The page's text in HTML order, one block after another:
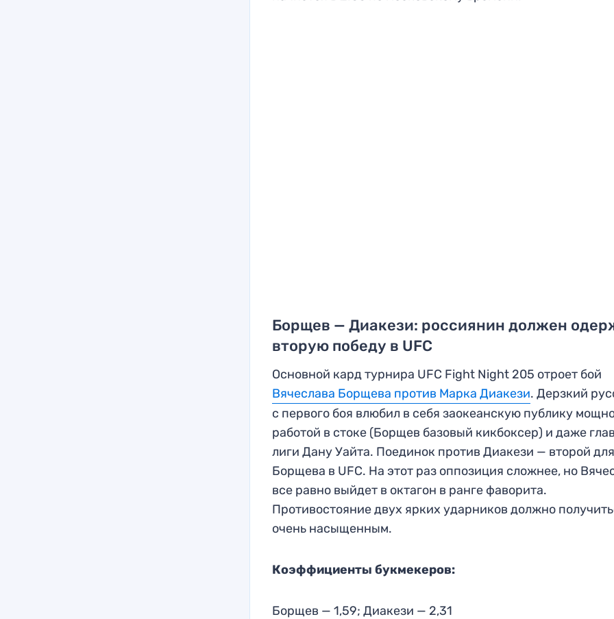
Борщев — Диакези: россиянин должен
вторую победу в UFC
Основной кард турнира UFC Fight Night 205 отроет бой
Вячеслава Борщева против Марка Диакези. Дерзкий
с первого боя влюбил в себя заокеанскую публику
работой в стоке (Борщев базовый кикбоксер) и даже
лиги Дану Уайта. Поединок против Диакези — второй для
Борщева в UFC. На этот раз оппозиция сложнее, но
все равно выйдет в октагон в ранге фаворита.
Противостояние двух ярких ударников должно
очень насыщенным.
Коэффициенты букмекеров:
Борщев — 1,59; Диакези — 2,31